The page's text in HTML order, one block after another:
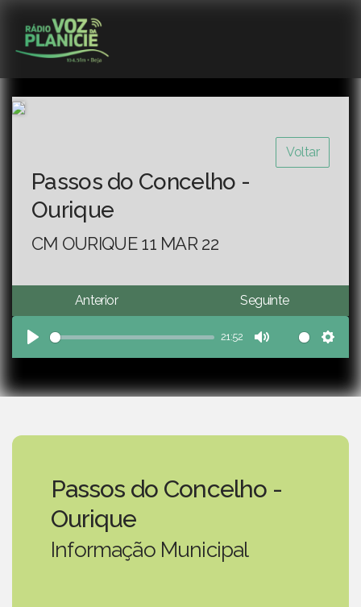
Voltar
Passos do Concelho -
Ourique
CM OURIQUE 11 MAR 22
Anterior Seguinte
Play
21:52
Mute
Passos do Concelho -
Ourique
Informação Municipal